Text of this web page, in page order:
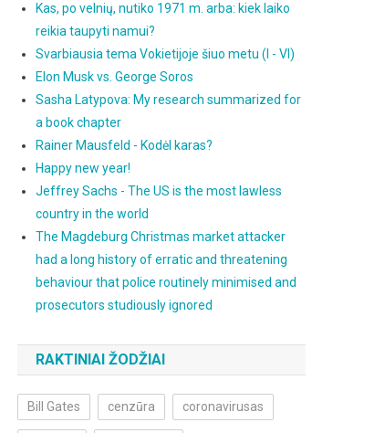
Kas, po velnių, nutiko 1971 m. arba: kiek laiko
reikia taupyti namui?
Svarbiausia tema Vokietijoje šiuo metu (I - VI)
Elon Musk vs. George Soros
Sasha Latypova: My research summarized for
a book chapter
Rainer Mausfeld - Kodėl karas?
Happy new year!
Jeffrey Sachs - The US is the most lawless
country in the world
The Magdeburg Christmas market attacker
had a long history of erratic and threatening
behaviour that police routinely minimised and
prosecutors studiously ignored
RAKTINIAI ŽODŽIAI
Bill Gates cenzūra coronavirusas